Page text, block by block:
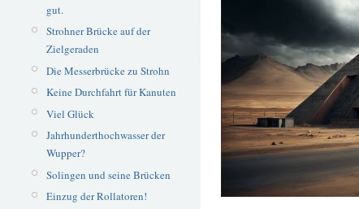
gut.
Strohner Brücke auf der
Zielgeraden
Die Messerbrücke zu Strohn
Keine Durchfahrt für Kanuten
Viel Glück
Jahrhunderthochwasser der
Wupper?
Solingen und seine Brücken
Einzug der Rollatoren!